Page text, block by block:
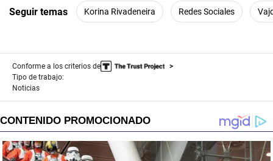
Seguir temas Korina Rivadeneira Redes Sociales
Conforme a los criterios de
Tipo de trabajo:
Noticias